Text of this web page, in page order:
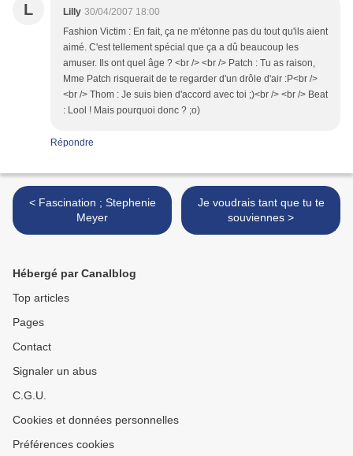
L Lilly 30/04/2007 18:00
Fashion Victim : En fait, ça ne m'étonne pas du tout qu'ils aient
aimé. C'est tellement spécial que ça a dû beaucoup les
amuser. Ils ont quel âge ? <br /> <br /> Patch : Tu as raison,
Mme Patch risquerait de te regarder d'un drôle d'air :P<br />
<br /> Thom : Je suis bien d'accord avec toi ;)<br /> <br /> Beat
: Lool ! Mais pourquoi donc ? ;o)
Répondre
< Fascination ; Stephenie
Meyer
Je voudrais tant que tu te
souviennes >
Hébergé par Canalblog
Top articles
Pages
Contact
Signaler un abus
C.G.U.
Cookies et données personnelles
Préférences cookies